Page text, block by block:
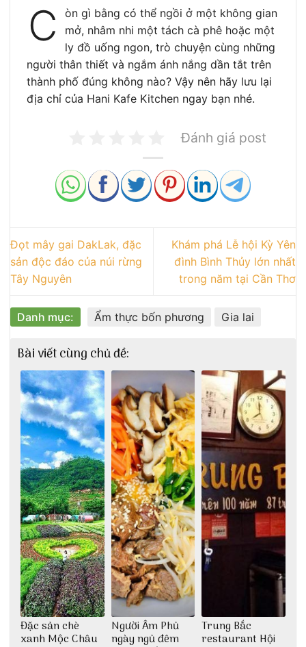
C
òn gì bằng có thể ngồi ở một không gian
mở, nhâm nhi một tách cà phê hoặc một
ly đồ uống ngon, trò chuyện cùng những
người thân thiết và ngắm ánh nắng dần tắt trên
thành phố đúng không nào? Vậy nên hãy lưu lại
địa chỉ của Hani Kafe Kitchen ngay bạn nhé.
Đánh giá post
Đọt mây gai DakLak, đặc
sản độc đáo của núi rừng
Tây Nguyên
Khám phá Lễ hội Kỳ Yên
đình Bình Thủy lớn nhất
trong năm tại Cần Thơ
Danh mục: Ẩm thực bốn phương Gia lai
Bài viết cùng chủ đề:
Đặc sản chè
xanh Mộc Châu
Người Âm Phủ
ngày ngủ đêm
Trung Bắc
restaurant Hội